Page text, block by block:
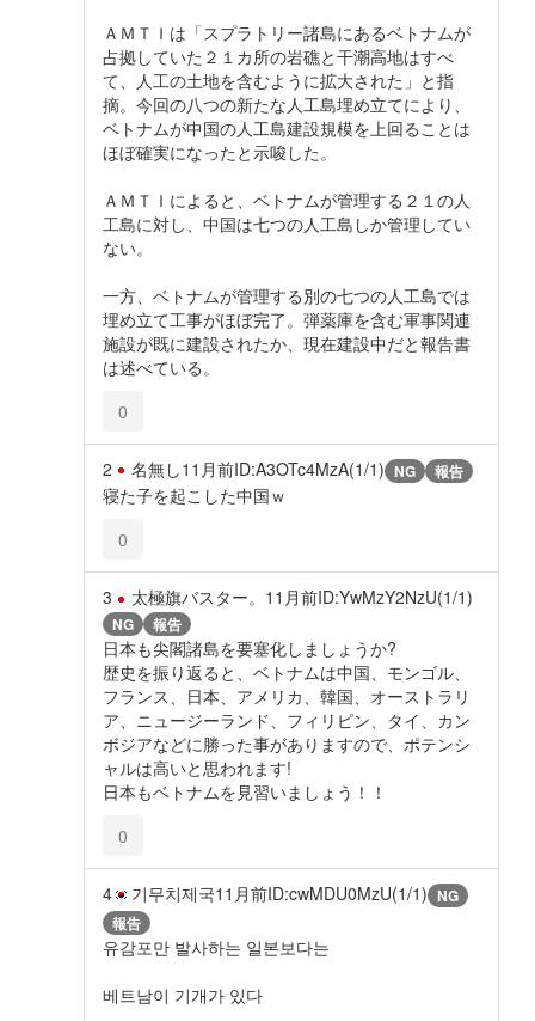
ＡＭＴＩは「スプラトリー諸島にあるベトナムが
占拠していた２１カ所の岩礁と干潮高地はすべ
て、人工の土地を含むように拡大された」と指
摘。今回の八つの新たな人工島埋め立てにより、
ベトナムが中国の人工島建設規模を上回ることは
ほぼ確実になったと示唆した。
ＡＭＴＩによると、ベトナムが管理する２１の人
工島に対し、中国は七つの人工島しか管理してい
ない。
一方、ベトナムが管理する別の七つの人工島では
埋め立て工事がほぼ完了。弾薬庫を含む軍事関連
施設が既に建設されたか、現在建設中だと報告書
は述べている。
0
2 名無し11月前ID:A3OTc4MzA(1/1) NG 報告
寝た子を起こした中国ｗ
0
3 太極旗バスター。 11月前ID:YwMzY2NzU(1/1)
NG 報告
日本も尖閣諸島を要塞化しましょうか?
歴史を振り返ると、ベトナムは中国、モンゴル、
フランス、日本、アメリカ、韓国、オーストラリ
ア、ニュージーランド、フィリピン、タイ、カン
ボジアなどに勝った事がありますので、ポテンシ
ャルは高いと思われます!
日本もベトナムを見習いましょう！！
0
4 기무치제국11月前ID:cwMDU0MzU(1/1) NG
報告
유감포만 발사하는 일본보다는
베트남이 기개가 있다